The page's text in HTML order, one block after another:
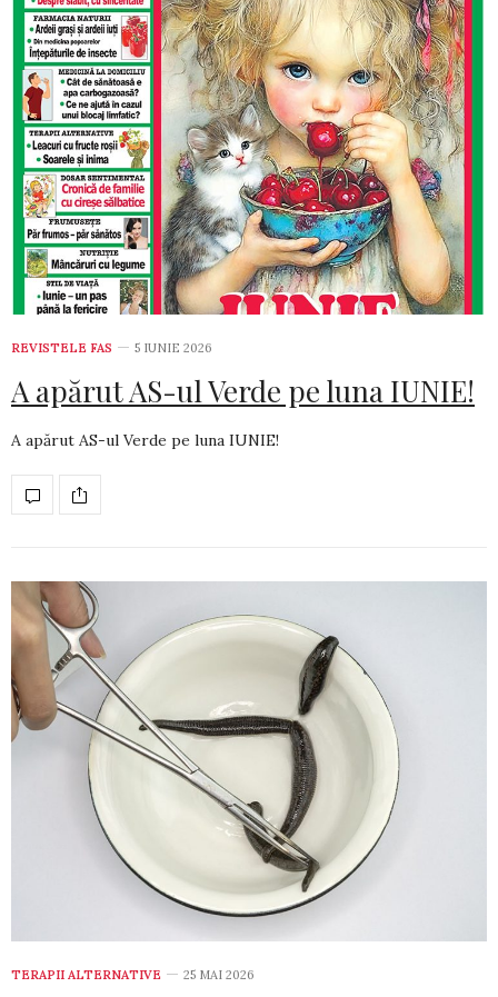
REVISTELE FAS 5 IUNIE 2026
A apărut AS-ul Verde pe luna IUNIE!
A apărut AS-ul Verde pe luna IUNIE!
TERAPII ALTERNATIVE 25 MAI 2026